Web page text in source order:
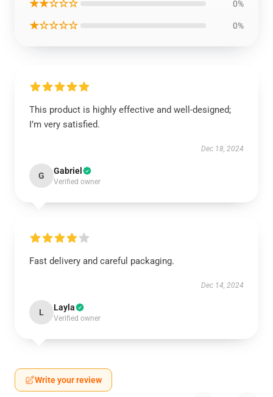
★★☆☆☆ 0%
★☆☆☆☆ 0%
This product is highly effective and well-designed;
I’m very satisfied.
Dec 18, 2024
G Gabriel
Verified owner
Fast delivery and careful packaging.
Dec 14, 2024
L Layla
Verified owner
Write your review